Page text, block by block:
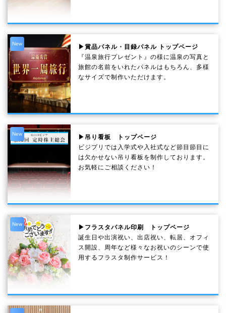
New
▶賞品パネル・目録パネル トップページ
『温泉旅行プレゼント』の様に温泉の写真と
旅館の名前をいれたパネルはもちろん、多様
なサイズで制作いただけます。
New
▶吊り看板 トップページ
ビジプリでは入学式や入社式など節目節目に
は欠かせない吊り看板を制作しております。
お気軽にご相談ください！
New
▶フラスタパネル印刷 トップページ
誕生日や出演祝い、出店祝い、転居、オフィ
ス開設、周年など様々なお祝いのシーンで使
用するフラスタ制作サービス！